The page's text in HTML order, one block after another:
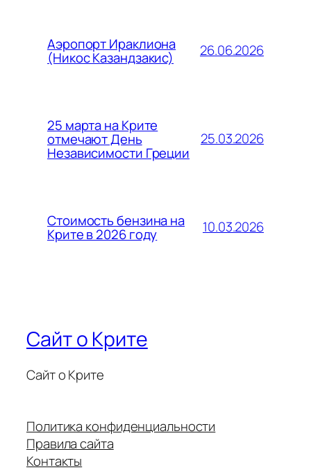
Аэропорт Ираклиона
(Никос Казандзакис) 26.06.2026
25 марта на Крите
отмечают День
Независимости Греции
25.03.2026
Стоимость бензина на
Крите в 2026 году 10.03.2026
Сайт о Крите
Сайт о Крите
Политика конфиденциальности
Правила сайта
Контакты